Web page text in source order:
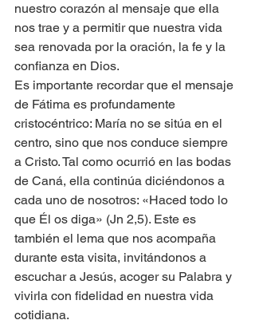
nuestro corazón al mensaje que ella
nos trae y a permitir que nuestra vida
sea renovada por la oración, la fe y la
confianza en Dios.
Es importante recordar que el mensaje
de Fátima es profundamente
cristocéntrico: María no se sitúa en el
centro, sino que nos conduce siempre
a Cristo. Tal como ocurrió en las bodas
de Caná, ella continúa diciéndonos a
cada uno de nosotros: «Haced todo lo
que Él os diga» (Jn 2,5). Este es
también el lema que nos acompaña
durante esta visita, invitándonos a
escuchar a Jesús, acoger su Palabra y
vivirla con fidelidad en nuestra vida
cotidiana.